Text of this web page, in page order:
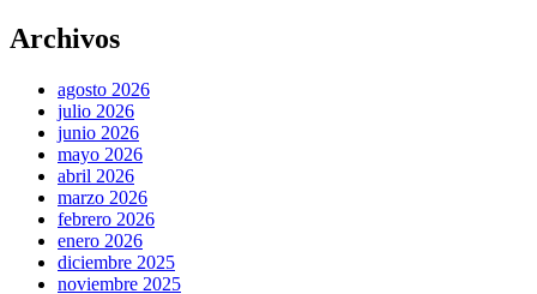
Archivos
agosto 2026
julio 2026
junio 2026
mayo 2026
abril 2026
marzo 2026
febrero 2026
enero 2026
diciembre 2025
noviembre 2025